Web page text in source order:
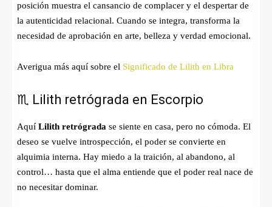
posición muestra el cansancio de complacer y el despertar de
la autenticidad relacional. Cuando se integra, transforma la
necesidad de aprobación en arte, belleza y verdad emocional.
Averigua más aquí sobre el Significado de Lilith en Libra
♏ Lilith retrógrada en Escorpio
Aquí Lilith retrógrada se siente en casa, pero no cómoda. El
deseo se vuelve introspección, el poder se convierte en
alquimia interna. Hay miedo a la traición, al abandono, al
control… hasta que el alma entiende que el poder real nace de
no necesitar dominar.